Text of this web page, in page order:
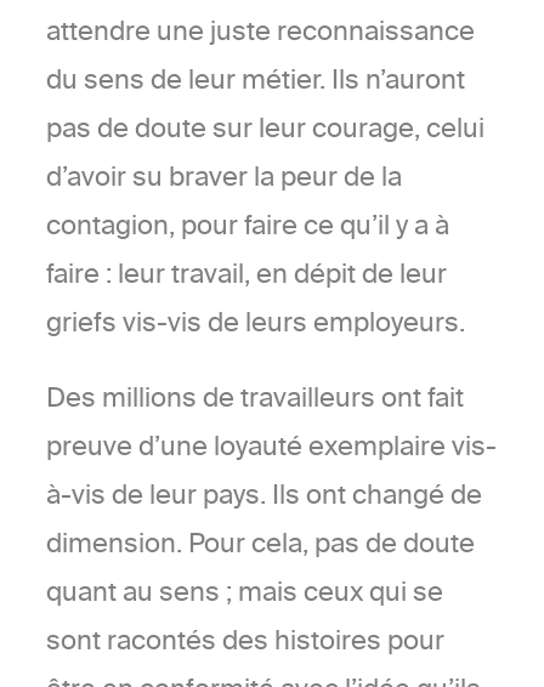
attendre une juste reconnaissance
du sens de leur métier. Ils n’auront
pas de doute sur leur courage, celui
d’avoir su braver la peur de la
contagion, pour faire ce qu’il y a à
faire : leur travail, en dépit de leur
griefs vis-vis de leurs employeurs.
Des millions de travailleurs ont fait
preuve d’une loyauté exemplaire vis-
à-vis de leur pays. Ils ont changé de
dimension. Pour cela, pas de doute
quant au sens ; mais ceux qui se
sont racontés des histoires pour